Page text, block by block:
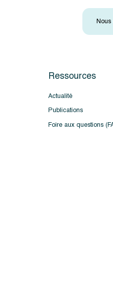
Ressources
Actualité
Publications
Foire aux questions